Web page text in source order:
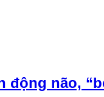
động não,